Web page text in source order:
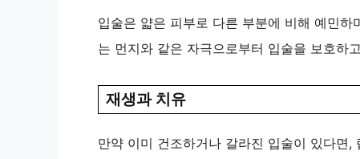
입술은 얇은 피부로 다른 부분에 비해 예민
는 먼지와 같은 자극으로부터 입술을 보호하
재생과 치유
만약 이미 건조하거나 갈라진 입술이 있다면